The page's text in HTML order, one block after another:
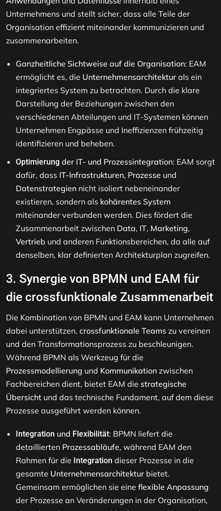
Unternehmens und stellt sicher, dass alle Teile der
Organisation effizient miteinander kommunizieren und
zusammenarbeiten.
Ganzheitliche Sichtweise auf die Organisation: EAM
ermöglicht es, die Unternehmensarchitektur als ein
integriertes System zu betrachten. Durch die klare
Darstellung der Beziehungen zwischen den
verschiedenen Abteilungen und IT-Systemen können
Unternehmen Engpässe und Ineffizienzen frühzeitig
identifizieren und beheben.
Optimierung der IT- und Prozessintegration: EAM sorgt
dafür, dass IT-Infrastrukturen, Prozesse und
Datenstrategien nicht isoliert nebeneinander
existieren, sondern als kohärentes System
miteinander verbunden werden. Dies fördert die
Zusammenarbeit zwischen Data, IT, Marketing,
Vertrieb und anderen Funktionsbereichen, da alle auf
denselben, klar definierten Architekturplan zugreifen.
3. Synergie von BPMN und EAM für
die crossfunktionale Zusammenarbeit
Die Kombination von BPMN und EAM kann Unternehmen
dabei unterstützen, crossfunktionale Teams zu vereinen
und den Transformationsprozess zu beschleunigen.
Während BPMN als Werkzeug für die
Prozessmodellierung und Kommunikation zwischen
Fachbereichen dient, bietet EAM die strategische
Übersicht und das technische Fundament, auf dem diese
Prozesse ausgeführt werden können.
Integration und Flexibilität: BPMN liefert die
detaillierten Prozessabläufe, während EAM den
Rahmen für die Integration dieser Prozesse in die
gesamte Unternehmensarchitektur bietet.
Gemeinsam ermöglichen sie eine flexible Anpassung
der Prozesse an Veränderungen in der Organisation,